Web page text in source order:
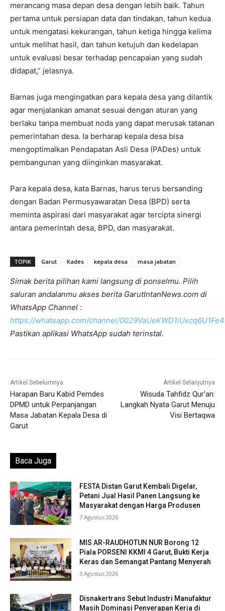
merancang masa depan desa dengan lebih baik. Tahun
pertama untuk persiapan data dan tindakan, tahun kedua
untuk mengatasi kekurangan, tahun ketiga hingga kelima
untuk melihat hasil, dan tahun ketujuh dan kedelapan
untuk evaluasi besar terhadap pencapaian yang sudah
didapat,” jelasnya.
Barnas juga mengingatkan para kepala desa yang dilantik
agar menjalankan amanat sesuai dengan aturan yang
berlaku tanpa membuat noda yang dapat merusak tatanan
pemerintahan desa. Ia berharap kepala desa bisa
mengoptimalkan Pendapatan Asli Desa (PADes) untuk
pembangunan yang diinginkan masyarakat.
Para kepala desa, kata Barnas, harus terus bersanding
dengan Badan Permusyawaratan Desa (BPD) serta
meminta aspirasi dari masyarakat agar tercipta sinergi
antara pemerintah desa, BPD, dan masyarakat.
TOPIK Garut Kades kepala desa masa jabatan
Simak berita pilihan kami langsung di ponselmu. Pilih
saluran andalanmu akses berita GarutIntanNews.com di
WhatsApp Channel :
https://whatsapp.com/channel/
Pastikan aplikasi WhatsApp sudah terinstal.
Artikel Sebelumnya
Harapan Baru Kabid Pemdes
DPMD untuk Perpanjangan
Masa Jabatan Kepala Desa di
Garut
Artikel Selanjutnya
Wisuda Tahfidz Qur’an:
Langkah Nyata Garut Menuju
Visi Bertaqwa
Baca Juga
FESTA Distan Garut Kembali Digelar,
Petani Jual Hasil Panen Langsung ke
Masyarakat dengan Harga Produsen
7 Agustus 2026
MIS AR-RAUDHOTUN NUR Borong 12
Piala PORSENI KKMI 4 Garut, Bukti Kerja
Keras dan Semangat Pantang Menyerah
5 Agustus 2026
Disnakertrans Sebut Industri Manufaktur
Masih Dominasi Penyerapan Kerja di